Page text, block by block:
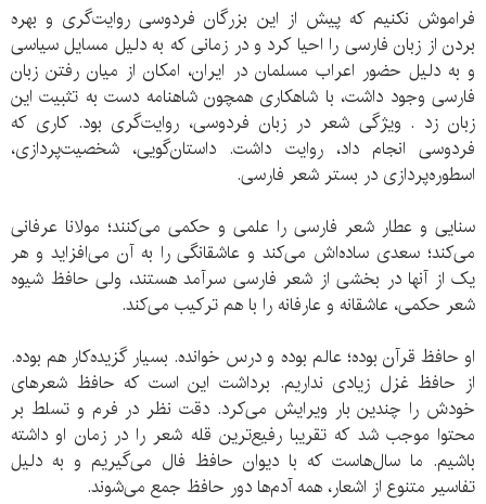
فراموش نکنیم که پیش از این بزرگان فردوسی روایت‌گری و بهره
بردن از زبان فارسی را احیا کرد و در زمانی که به دلیل مسایل سیاسی
و به دلیل حضور اعراب مسلمان در ایران، امکان از میان رفتن زبان
فارسی وجود داشت، با شاهکاری همچون شاهنامه دست به تثبیت این
زبان زد . ویژگی شعر در زبان فردوسی، روایت‌گری بود. کاری که
فردوسی انجام داد، روایت داشت. داستان‌گویی، شخصیت‌پردازی،
اسطوره‌پردازی در بستر شعر فارسی.
سنایی و عطار شعر فارسی را علمی و حکمی می‌کنند؛ مولانا عرفانی
می‌کند؛ سعدی ساده‌اش می‌کند و عاشقانگی را به آن می‌افزاید و هر
یک از آنها در بخشی از شعر فارسی سرآمد هستند، ولی حافظ شیوه
شعر حکمی، عاشقانه و عارفانه را با هم ترکیب می‌کند.
او حافظ قرآن بوده؛ عالم بوده و درس خوانده. بسیار گزیده‌کار هم بوده.
از حافظ غزل زیادی نداریم. برداشت این است که حافظ شعرهای
خودش را چندین بار ویرایش می‌کرد. دقت نظر در فرم و تسلط بر
محتوا موجب شد که تقریبا رفیع‌ترین قله شعر را در زمان او داشته
باشیم. ما سال‌هاست که با دیوان حافظ فال می‌گیریم و به دلیل
تفاسیر متنوع از اشعار، همه آدم‌ها دور حافظ جمع می‌شوند.